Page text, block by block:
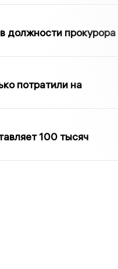
должности прокурора
потратили на
100 тысяч